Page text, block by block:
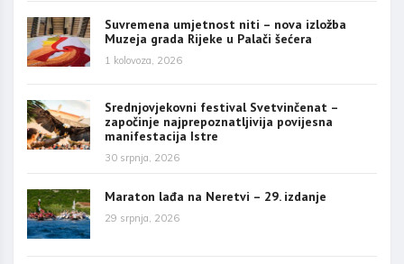
Suvremena umjetnost niti – nova izložba
Muzeja grada Rijeke u Palači šećera
1 kolovoza, 2026
Srednjovjekovni festival Svetvinčenat –
započinje najprepoznatljivija povijesna
manifestacija Istre
30 srpnja, 2026
Maraton lađa na Neretvi – 29. izdanje
29 srpnja, 2026